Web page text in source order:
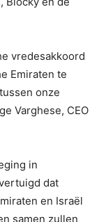
vredesakkoord
Emiraten te
onze
Varghese, CEO
in
dat
en Israël
samen zullen